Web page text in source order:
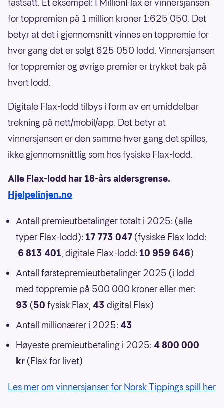
for toppremien på 1 million kroner 1:625 050. Det
betyr at det i gjennomsnitt vinnes en toppremie for
hver gang det er solgt 625 050 lodd. Vinnersjansen
for toppremier og øvrige premier er trykket bak på
hvert lodd.
Digitale Flax-lodd tilbys i form av en umiddelbar
trekning på nett/mobil/app. Det betyr at
vinnersjansen er den samme hver gang det spilles,
ikke gjennomsnittlig som hos fysiske Flax-lodd.
Alle Flax-lodd har 18-års aldersgrense.
Hjelpelinjen.no
Antall premieutbetalinger totalt i 2025: (alle
typer Flax-lodd): 17 773 047 (fysiske Flax lodd:
6 813 401, digitale Flax-lodd: 10 959 646)
Antall førstepremieutbetalinger 2025 (i lodd
med toppremie på 500 000 kroner eller mer:
93 (50 fysisk Flax, 43 digital Flax)
Antall millionærer i 2025: 43
Høyeste premieutbetaling i 2025: 4 800 000
kr (Flax for livet)
Les mer om vinnersjanser for Norsk Tippings spill her